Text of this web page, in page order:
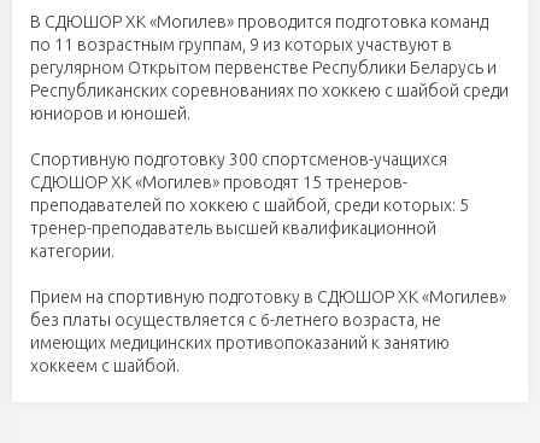
В СДЮШОР ХК «Могилев» проводится подготовка команд
по 11 возрастным группам, 9 из которых участвуют в
регулярном Открытом первенстве Республики Беларусь и
Республиканских соревнованиях по хоккею с шайбой среди
юниоров и юношей.
Спортивную подготовку 300 спортсменов-учащихся
СДЮШОР ХК «Могилев» проводят 15 тренеров-
преподавателей по хоккею с шайбой, среди которых: 5
тренер-преподаватель высшей квалификационной
категории.
Прием на спортивную подготовку в СДЮШОР ХК «Могилев»
без платы осуществляется с 6-летнего возраста, не
имеющих медицинских противопоказаний к занятию
хоккеем с шайбой.